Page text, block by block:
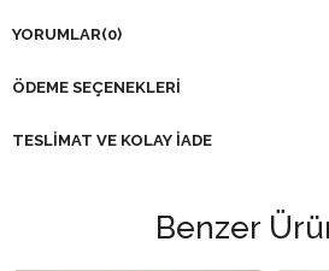
YORUMLAR(0)
ÖDEME SEÇENEKLERI
TESLIMAT VE KOLAY İADE
Benzer